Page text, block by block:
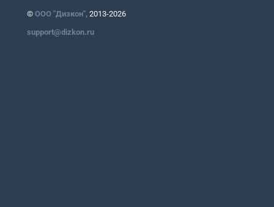
© ООО "Дизкон",2013-2026
support@dizkon.ru